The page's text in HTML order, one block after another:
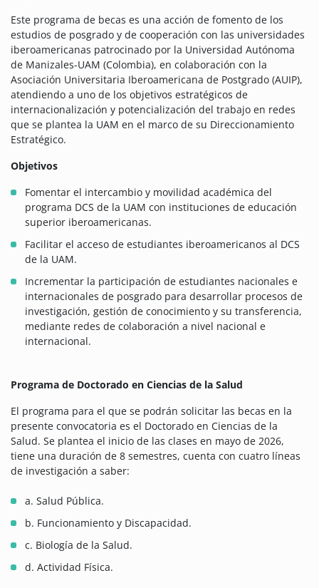
Este programa de becas es una acción de fomento de los
estudios de posgrado y de cooperación con las universidades
iberoamericanas patrocinado por la Universidad Autónoma
de Manizales-UAM (Colombia), en colaboración con la
Asociación Universitaria Iberoamericana de Postgrado (AUIP),
atendiendo a uno de los objetivos estratégicos de
internacionalización y potencialización del trabajo en redes
que se plantea la UAM en el marco de su Direccionamiento
Estratégico.
Objetivos
Fomentar el intercambio y movilidad académica del
programa DCS de la UAM con instituciones de educación
superior iberoamericanas.
Facilitar el acceso de estudiantes iberoamericanos al DCS
de la UAM.
Incrementar la participación de estudiantes nacionales e
internacionales de posgrado para desarrollar procesos de
investigación, gestión de conocimiento y su transferencia,
mediante redes de colaboración a nivel nacional e
internacional.
Programa de Doctorado en Ciencias de la Salud
El programa para el que se podrán solicitar las becas en la
presente convocatoria es el Doctorado en Ciencias de la
Salud. Se plantea el inicio de las clases en mayo de 2026,
tiene una duración de 8 semestres, cuenta con cuatro líneas
de investigación a saber:
a. Salud Pública.
b. Funcionamiento y Discapacidad.
c. Biología de la Salud.
d. Actividad Física.